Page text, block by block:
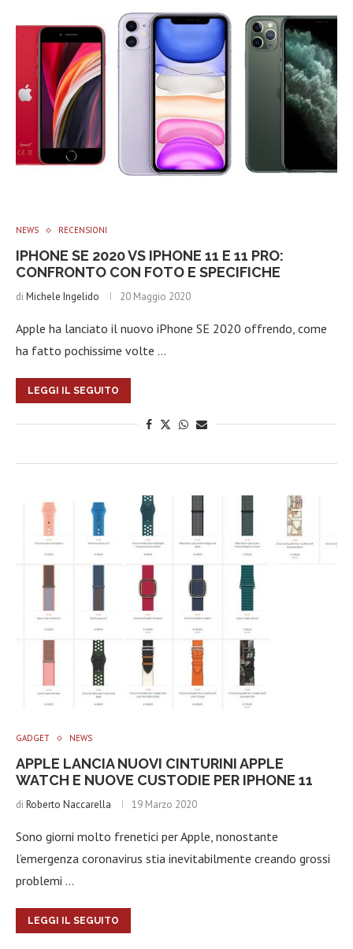
NEWS RECENSIONI
IPHONE SE 2020 VS IPHONE 11 E 11 PRO:
CONFRONTO CON FOTO E SPECIFICHE
di Michele Ingelido 20 Maggio 2020
Apple ha lanciato il nuovo iPhone SE 2020 offrendo, come
ha fatto pochissime volte …
LEGGI IL SEGUITO
GADGET NEWS
APPLE LANCIA NUOVI CINTURINI APPLE
WATCH E NUOVE CUSTODIE PER IPHONE 11
di Roberto Naccarella 19 Marzo 2020
Sono giorni molto frenetici per Apple, nonostante
l’emergenza coronavirus stia inevitabilmente creando grossi
problemi …
LEGGI IL SEGUITO